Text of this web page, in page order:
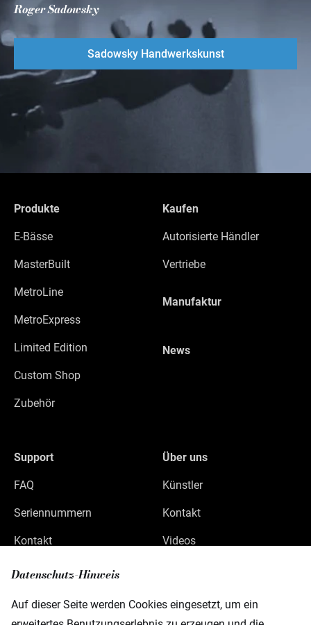
Datenschutz-Hinweis
Auf dieser Seite werden Cookies eingesetzt, um ein
Roger Sadowsky
Sadowsky Handwerkskunst
Produkte
E-Bässe
MasterBuilt
MetroLine
MetroExpress
Limited Edition
Custom Shop
Zubehör
Kaufen
Autorisierte Händler
Vertriebe
Manufaktur
News
Support
FAQ
Seriennummern
Kontakt
Über uns
Künstler
Kontakt
Videos